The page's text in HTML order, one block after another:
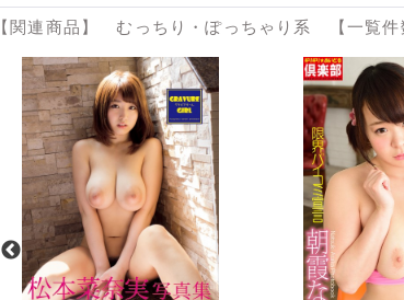
【関連商品】 むっちり・ぽっちゃり系 【一覧件